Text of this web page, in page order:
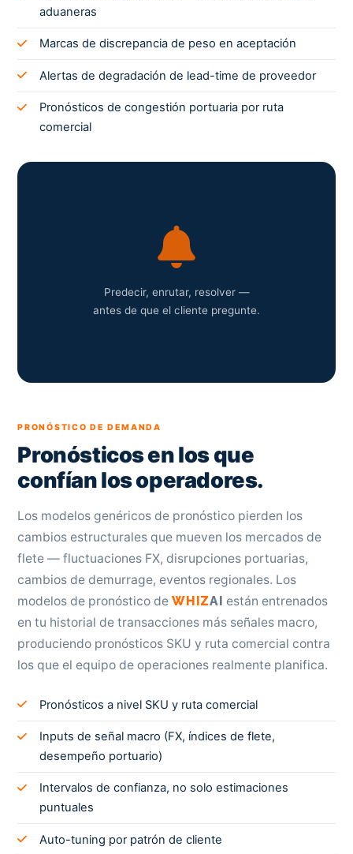
aduaneras
Marcas de discrepancia de peso en aceptación
Alertas de degradación de lead-time de proveedor
Pronósticos de congestión portuaria por ruta
comercial
Predecir, enrutar, resolver —
antes de que el cliente pregunte.
PRONÓSTICO DE DEMANDA
Pronósticos en los que
confían los operadores.
Los modelos genéricos de pronóstico pierden los
cambios estructurales que mueven los mercados de
flete — fluctuaciones FX, disrupciones portuarias,
cambios de demurrage, eventos regionales. Los
modelos de pronóstico deWHIZAI están entrenados
en tu historial de transacciones más señales macro,
produciendo pronósticos SKU y ruta comercial contra
los que el equipo de operaciones realmente planifica.
Pronósticos a nivel SKU y ruta comercial
Inputs de señal macro (FX, índices de flete,
desempeño portuario)
Intervalos de confianza, no solo estimaciones
puntuales
Auto-tuning por patrón de cliente